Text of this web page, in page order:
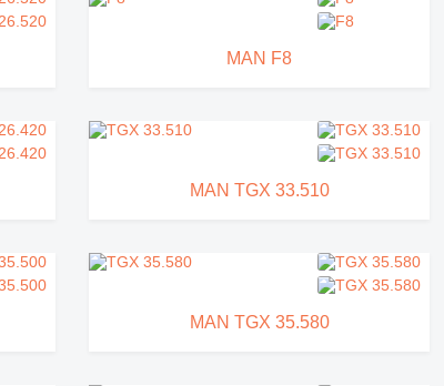
MAN F8
MAN TGX 33.510
MAN TGX 35.580